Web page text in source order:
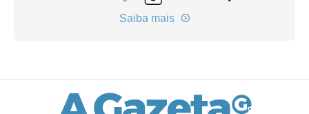
Saiba mais